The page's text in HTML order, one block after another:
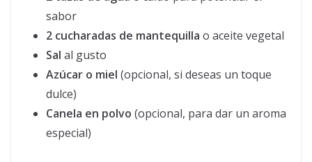
sabor
2 cucharadas de mantequilla o aceite vegetal
Sal al gusto
Azúcar o miel (opcional, si deseas un toque
dulce)
Canela en polvo (opcional, para dar un aroma
especial)